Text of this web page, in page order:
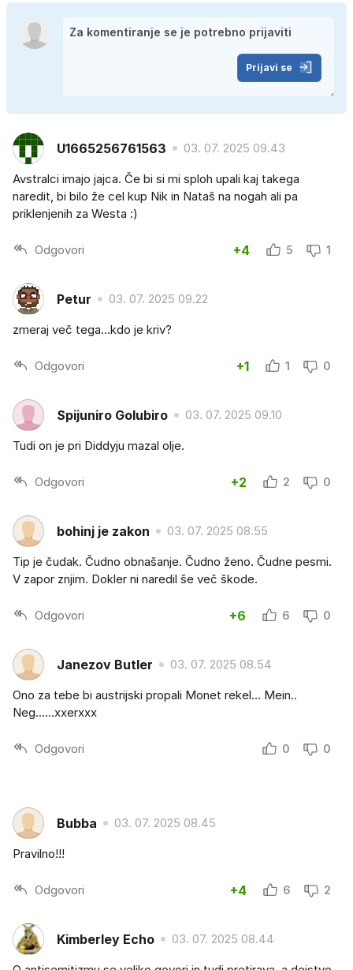
Prijavi se
U1665256761563 03. 07. 2025 09.43
Avstralci imajo jajca. Če bi si mi sploh upali kaj takega
naredit, bi bilo že cel kup Nik in Nataš na nogah ali pa
priklenjenih za Westa :)
Odgovori +4 5 1
Petur 03. 07. 2025 09.22
zmeraj več tega...kdo je kriv?
Odgovori +1 1 0
Spijuniro Golubiro 03. 07. 2025 09.10
Tudi on je pri Diddyju mazal olje.
Odgovori +2 2 0
bohinj je zakon 03. 07. 2025 08.55
Tip je čudak. Čudno obnašanje. Čudno ženo. Čudne pesmi.
V zapor znjim. Dokler ni naredil še več škode.
Odgovori +6 6 0
Janezov Butler 03. 07. 2025 08.54
Ono za tebe bi austrijski propali Monet rekel... Mein..
Neg......xxerxxx
Odgovori 0 0
Bubba 03. 07. 2025 08.45
Pravilno!!!
Odgovori +4 6 2
Kimberley Echo 03. 07. 2025 08.44